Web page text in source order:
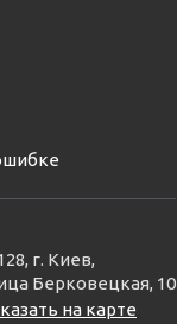
г. Киев,
Берковецкая, 10
на карте